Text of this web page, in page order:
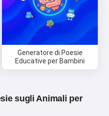
Generatore di Poesie
Educative per Bambini
sugli Animali per
favola
accetti:Termini di
,Politica di rimborso